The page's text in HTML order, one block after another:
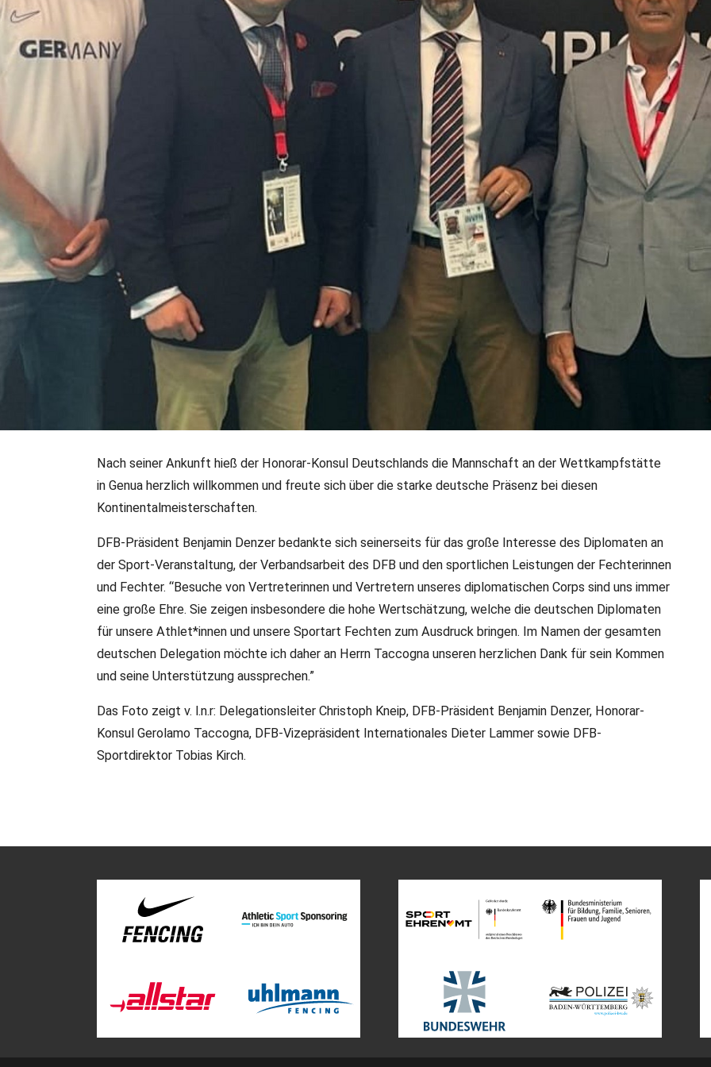
DFB-PR/Jannik Schneider• Sonstiges
Deutscher Honorar-Konsul besucht DFB-
bei EM
Am ersten Wettkampftag der Fecht-Europameisterschaften hat der deutsche Honorar-Konsul für die Region
Ligurien, Gerolamo Taccogna, der deutschen Delegation in der Regionalhauptstadt Genua am
Samstagmorgen einen Besuch abgestattet.
Nach seiner Ankunft hieß der Honorar-Konsul Deutschlands die Mannschaft an der Wettkampfstätte
in Genua herzlich willkommen und freute sich über die starke deutsche Präsenz bei diesen
Kontinentalmeisterschaften.
DFB-Präsident Benjamin Denzer bedankte sich seinerseits für das große Interesse des Diplomaten an
der Sport-Veranstaltung, der Verbandsarbeit des DFB und den sportlichen Leistungen der Fechterinnen
und Fechter. “Besuche von Vertreterinnen und Vertretern unseres diplomatischen Corps sind uns immer
eine große Ehre. Sie zeigen insbesondere die hohe Wertschätzung, welche die deutschen Diplomaten
für unsere Athlet*innen und unsere Sportart Fechten zum Ausdruck bringen. Im Namen der gesamten
deutschen Delegation möchte ich daher an Herrn Taccogna unseren herzlichen Dank für sein Kommen
und seine Unterstützung aussprechen.”
Das Foto zeigt v. l.n.r: Delegationsleiter Christoph Kneip, DFB-Präsident Benjamin Denzer, Honorar-
Konsul Gerolamo Taccogna, DFB-Vizepräsident Internationales Dieter Lammer sowie DFB-
Sportdirektor Tobias Kirch.